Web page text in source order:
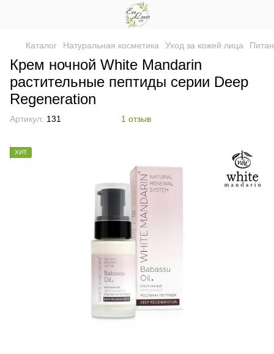
Каталог Натуральная косметика Уход за кожей лица
Крем ночной White Mandarin
растительные пептиды серии Deep
Regeneration
Артикул: 131 1 отзыв
ХИТ